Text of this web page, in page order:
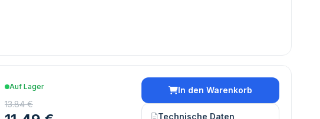
Auf Lager
13.84 €
In den Warenkorb
Technische Daten